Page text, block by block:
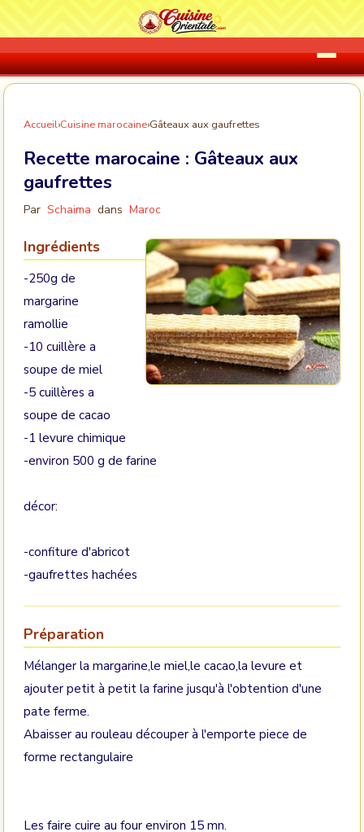
Accueil›Cuisine marocaine›Gâteaux aux gaufrettes
Recette marocaine : Gâteaux aux
gaufrettes
Par Schaima dans Maroc
Ingrédients
-250g de
margarine
ramollie
-10 cuillère a
soupe de miel
-5 cuillères a
soupe de cacao
-1 levure chimique
-environ 500 g de farine
décor:
-confiture d'abricot
-gaufrettes hachées
Préparation
Mélanger la margarine,le miel,le cacao,la levure et
ajouter petit à petit la farine jusqu'à l'obtention d'une
pate ferme.
Abaisser au rouleau découper à l'emporte piece de
forme rectangulaire
Les faire cuire au four environ 15 mn.